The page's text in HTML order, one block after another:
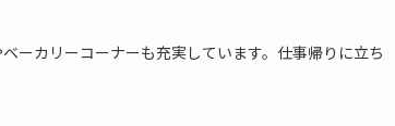
ーカリーコーナーも充実しています。仕事帰りに立ち